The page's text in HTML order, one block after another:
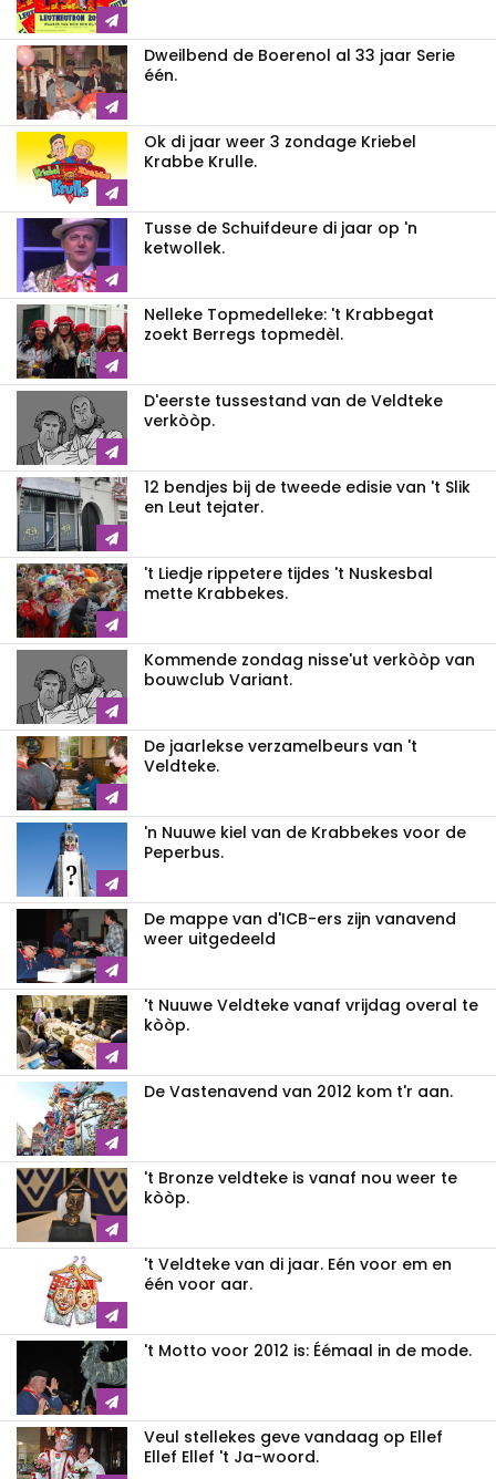
Dweilbend de Boerenol al 33 jaar Serie
één.
Ok di jaar weer 3 zondage Kriebel
Krabbe Krulle.
Tusse de Schuifdeure di jaar op 'n
ketwollek.
Nelleke Topmedelleke: 't Krabbegat
zoekt Berregs topmedèl.
D'eerste tussestand van de Veldteke
verkòòp.
12 bendjes bij de tweede edisie van 't Slik
en Leut tejater.
't Liedje rippetere tijdes 't Nuskesbal
mette Krabbekes.
Kommende zondag nisse'ut verkòòp van
bouwclub Variant.
De jaarlekse verzamelbeurs van 't
Veldteke.
'n Nuuwe kiel van de Krabbekes voor de
Peperbus.
De mappe van d'ICB-ers zijn vanavend
weer uitgedeeld
't Nuuwe Veldteke vanaf vrijdag overal te
kòòp.
De Vastenavend van 2012 kom t'r aan.
't Bronze veldteke is vanaf nou weer te
kòòp.
't Veldteke van di jaar. Eén voor em en
één voor aar.
't Motto voor 2012 is: Éémaal in de mode.
Veul stellekes geve vandaag op Ellef
Ellef Ellef 't Ja-woord.